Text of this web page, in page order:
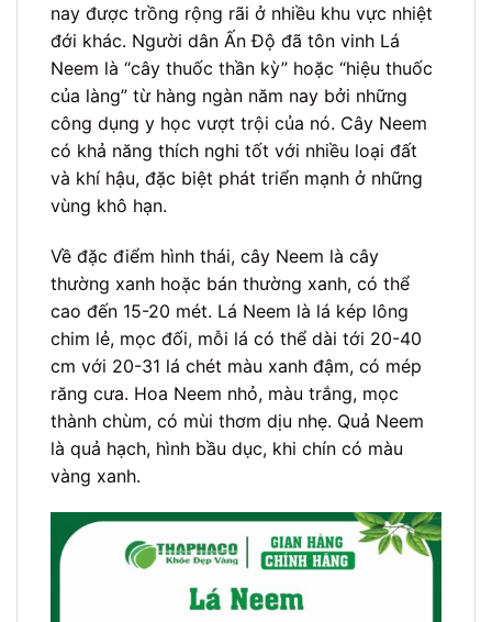
nay được trồng rộng rãi ở nhiều khu vực nhiệt
đới khác. Người dân Ấn Độ đã tôn vinh Lá
Neem là “cây thuốc thần kỳ” hoặc “hiệu thuốc
của làng” từ hàng ngàn năm nay bởi những
công dụng y học vượt trội của nó. Cây Neem
có khả năng thích nghi tốt với nhiều loại đất
và khí hậu, đặc biệt phát triển mạnh ở những
vùng khô hạn.
Về đặc điểm hình thái, cây Neem là cây
thường xanh hoặc bán thường xanh, có thể
cao đến 15-20 mét. Lá Neem là lá kép lông
chim lẻ, mọc đối, mỗi lá có thể dài tới 20-40
cm với 20-31 lá chét màu xanh đậm, có mép
răng cưa. Hoa Neem nhỏ, màu trắng, mọc
thành chùm, có mùi thơm dịu nhẹ. Quả Neem
là quả hạch, hình bầu dục, khi chín có màu
vàng xanh.